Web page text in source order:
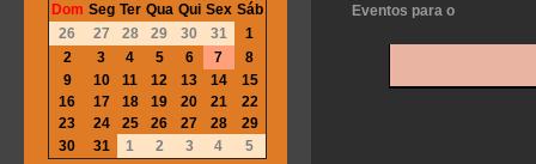
Eventos para o
Dom Seg Ter Qua Qui Sex Sáb
26
27 28 29 30 31
1
2
3 4 5 6 7
8
9
10 11 12 13 14
15
16
17 18 19 20 21
22
23
24 25 26 27 28
29
30
31 1 2 3 4 5